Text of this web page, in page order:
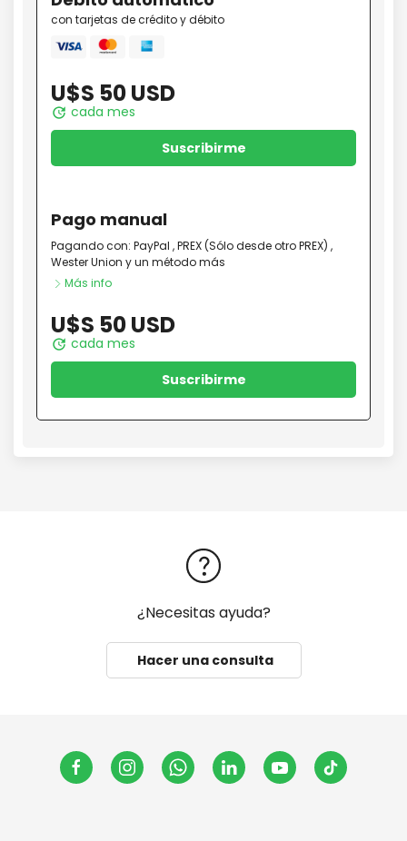
con tarjetas de crédito y débito
Visa Mastercard
amex
U$S 50 USD
update cada mes
Suscribirme
Pago manual
Pagando con: PayPal ,PREX (Sólo desde otro PREX) ,
Wester Union y un método más
Más info
U$S 50 USD
update cada mes
Suscribirme
¿Necesitas ayuda?
Hacer una consulta